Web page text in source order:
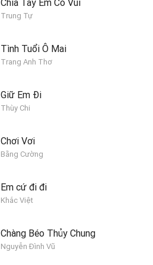
Chia Tay Em Có Vui
Trung Tự
Tình Tuổi Ô Mai
Trang Anh Thơ
Giữ Em Đi
Thùy Chi
Chơi Vơi
Bằng Cường
Em cứ đi đi
Khắc Việt
Chàng Béo Thủy Chung
Nguyễn Đình Vũ